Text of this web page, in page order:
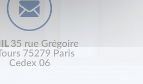
35 rue Grégoire
75279 Paris
Cedex 06